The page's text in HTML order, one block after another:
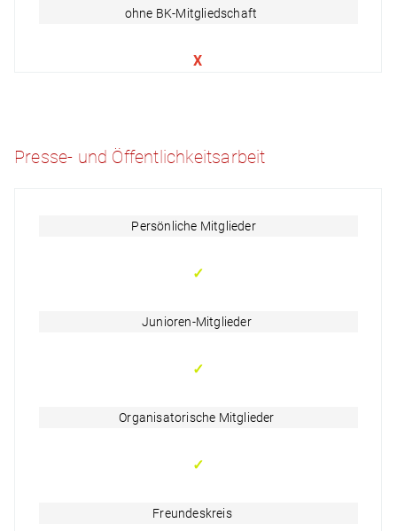
ohne BK-Mitgliedschaft
X
Presse- und Öffentlichkeitsarbeit
Persönliche Mitglieder
✓
Junioren-Mitglieder
✓
Organisatorische Mitglieder
✓
Freundeskreis